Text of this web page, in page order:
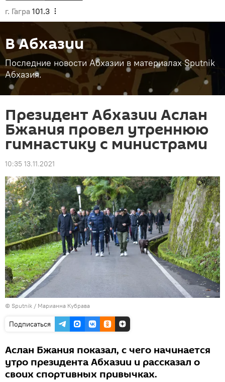
г. Гагра 101.3
В Абхазии
Последние новости Абхазии в материалах Sputnik
Абхазия.
Президент Абхазии Аслан
Бжания провел утреннюю
гимнастику с министрами
10:35 13.11.2021
© Sputnik / Марианна Кубрава
Подписаться
Аслан Бжания показал, с чего начинается
утро президента Абхазии и рассказал о
своих спортивных привычках.